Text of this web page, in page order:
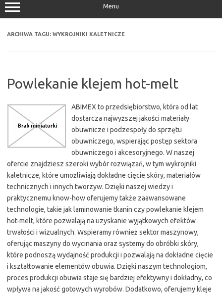
Menu
ARCHIWA TAGU: WYKROJNIKI KALETNICZE
Powlekanie klejem hot-melt
ABIMEX to przedsiębiorstwo, która od lat
dostarcza najwyższej jakości materiały
obuwnicze i podzespoły do sprzętu
obuwniczego, wspierając postęp sektora
obuwniczego i akcesoryjnego. W naszej
ofercie znajdziesz szeroki wybór rozwiązań, w tym wykrojniki
kaletnicze, które umożliwiają dokładne cięcie skóry, materiałów
technicznych i innych tworzyw. Dzięki naszej wiedzy i
praktycznemu know-how oferujemy także zaawansowane
technologie, takie jak laminowanie tkanin czy powlekanie klejem
hot-melt, które pozwalają na uzyskanie wyjątkowych efektów
trwałości i wizualnych. Wspieramy również sektor maszynowy,
oferując maszyny do wycinania oraz systemy do obróbki skóry,
które podnoszą wydajność produkcji i pozwalają na dokładne cięcie
i kształtowanie elementów obuwia. Dzięki naszym technologiom,
proces produkcji obuwia staje się bardziej efektywny i dokładny, co
wpływa na jakość gotowych wyrobów. Dodatkowo, oferujemy kleje